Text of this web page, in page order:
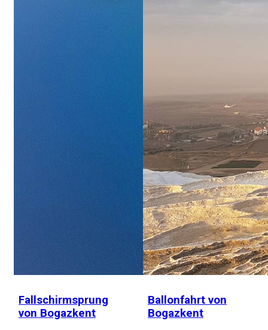
Fallschirmsprung
von Bogazkent
Ballonfahrt von
Bogazkent